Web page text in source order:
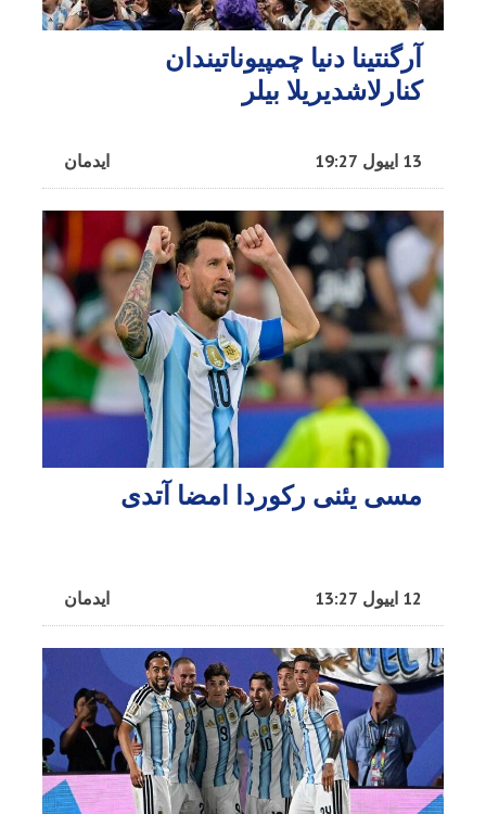
آرگنتینا دنیا چمپیوناتیندان
کنارلاشدیریلا بیلر
ایدمان 13 اییول 19:27
مسی یئنی رکوردا امضا آتدی
ایدمان 12 اییول 13:27